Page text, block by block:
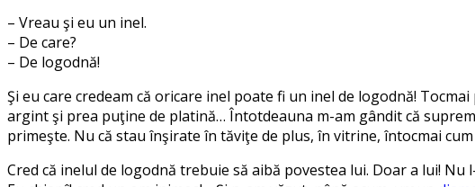
– Vreau şi eu un inel.
– De care?
– De logodnă!
Şi eu care credeam că oricare inel poate fi un inel de logodnă!
argint şi prea puţine de platină… Întotdeauna m-am gândit că
primeşte. Nu că stau înşirate în tăviţe de plus, în vitrine, întocmai
Cred că inelul de logodnă trebuie să aibă povestea lui. Doar a lui!